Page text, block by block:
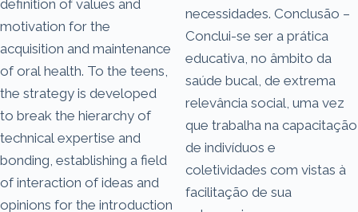
definition of values and
motivation for the
acquisition and maintenance
of oral health. To the teens,
the strategy is developed
to break the hierarchy of
technical expertise and
bonding, establishing a field
of interaction of ideas and
opinions for the introduction
necessidades. Conclusão –
Conclui-se ser a prática
educativa, no âmbito da
saúde bucal, de extrema
relevância social, uma vez
que trabalha na capacitação
de indivíduos e
coletividades com vistas à
facilitação de sua